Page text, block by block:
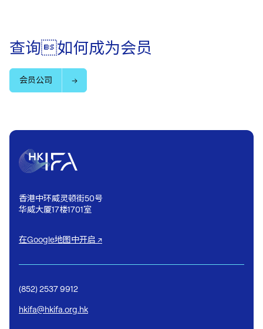
查询如何成为会员
会员公司
香港中环威灵顿街50号
华威大厦17楼1701室
在Google地图中开启 ↗
(852) 2537 9912
hkifa@hkifa.org.hk